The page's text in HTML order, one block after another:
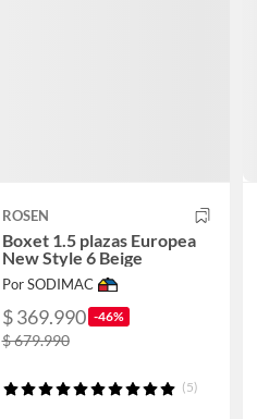
ROSEN
Boxet 1.5 plazas Europea
New Style 6 Beige
Por SODIMAC
$ 369.990 -46%
$ 679.990
(5)